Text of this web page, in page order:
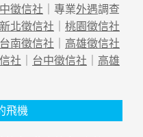
徵信社 ｜專業外遇調查
新北徵信社 ｜ 桃園徵信社
台南徵信社 ｜ 高雄徵信社
社 ｜ 台中徵信社 ｜ 高雄
飛機